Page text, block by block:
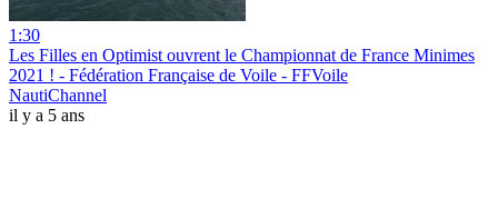
1:30
Les Filles en Optimist ouvrent le Championnat de France Minimes
2021 ! - Fédération Française de Voile - FFVoile
NautiChannel
il y a 5 ans